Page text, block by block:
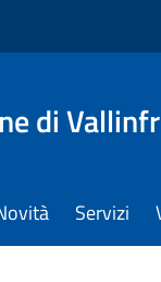
di
Servizi